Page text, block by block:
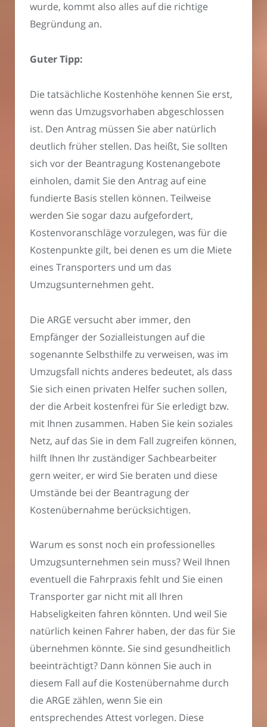
wurde, kommt also alles auf die richtige
Begründung an.
Guter Tipp:
Die tatsächliche Kostenhöhe kennen Sie erst,
wenn das Umzugsvorhaben abgeschlossen
ist. Den Antrag müssen Sie aber natürlich
deutlich früher stellen. Das heißt, Sie sollten
sich vor der Beantragung Kostenangebote
einholen, damit Sie den Antrag auf eine
fundierte Basis stellen können. Teilweise
werden Sie sogar dazu aufgefordert,
Kostenvoranschläge vorzulegen, was für die
Kostenpunkte gilt, bei denen es um die Miete
eines Transporters und um das
Umzugsunternehmen geht.
Die ARGE versucht aber immer, den
Empfänger der Sozialleistungen auf die
sogenannte Selbsthilfe zu verweisen, was im
Umzugsfall nichts anderes bedeutet, als dass
Sie sich einen privaten Helfer suchen sollen,
der die Arbeit kostenfrei für Sie erledigt bzw.
mit Ihnen zusammen. Haben Sie kein soziales
Netz, auf das Sie in dem Fall zugreifen können,
hilft Ihnen Ihr zuständiger Sachbearbeiter
gern weiter, er wird Sie beraten und diese
Umstände bei der Beantragung der
Kostenübernahme berücksichtigen.
Warum es sonst noch ein professionelles
Umzugsunternehmen sein muss? Weil Ihnen
eventuell die Fahrpraxis fehlt und Sie einen
Transporter gar nicht mit all Ihren
Habseligkeiten fahren könnten. Und weil Sie
natürlich keinen Fahrer haben, der das für Sie
übernehmen könnte. Sie sind gesundheitlich
beeinträchtigt? Dann können Sie auch in
diesem Fall auf die Kostenübernahme durch
die ARGE zählen, wenn Sie ein
entsprechendes Attest vorlegen. Diese